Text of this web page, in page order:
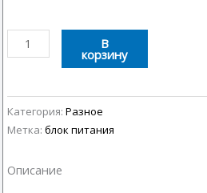
Количество
товара
питания
5В
2А
В
корзину
Категория: Разное
Метка: блок питания
Описание